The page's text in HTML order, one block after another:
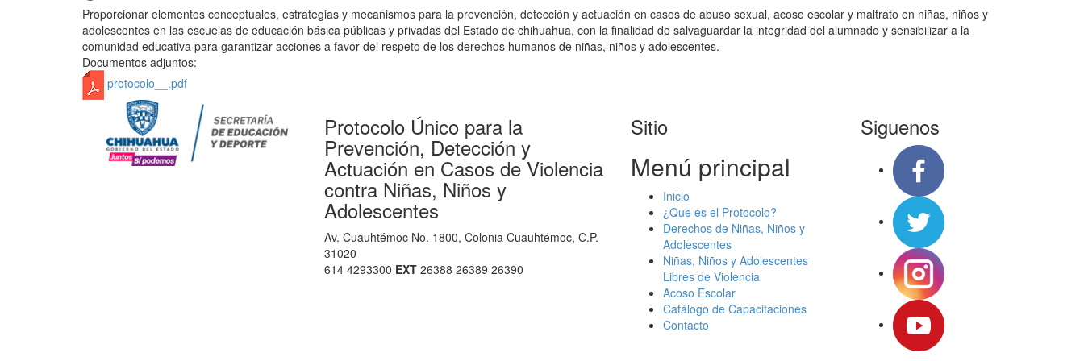
Proporcionar elementos conceptuales, estrategias y mecanismos para la prevención, detección y actuación en casos de abuso sexual, acoso escolar y maltrato en niñas, niños y
adolescentes en las escuelas de educación básica públicas y privadas del Estado de chihuahua, con la finalidad de salvaguardar la integridad del alumnado y sensibilizar a la
comunidad educativa para garantizar acciones a favor del respeto de los derechos humanos de niñas, niños y adolescentes.
Documentos adjuntos:
protocolo__.pdf
Protocolo Único para la
Prevención, Detección y
Actuación en Casos de Violencia
contra Niñas, Niños y
Adolescentes
Av. Cuauhtémoc No. 1800, Colonia Cuauhtémoc, C.P.
31020
614 4293300 EXT 26388 26389 26390
Sitio
Menú principal
Inicio
¿Que es el Protocolo?
Derechos de Niñas, Niños y
Adolescentes
Niñas, Niños y Adolescentes
Libres de Violencia
Acoso Escolar
Catálogo de Capacitaciones
Contacto
Siguenos